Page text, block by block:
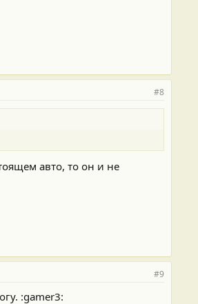
#8
авто, то он и не
#9
:gamer3: